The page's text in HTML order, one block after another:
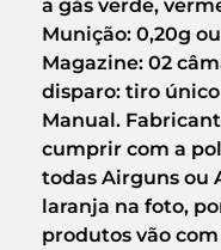
a gás verde,
Munição: 0,20g
Magazine: 02
disparo: tiro
Manual.
cumprir com a
todas Airguns ou
laranja na foto,
produtos vão